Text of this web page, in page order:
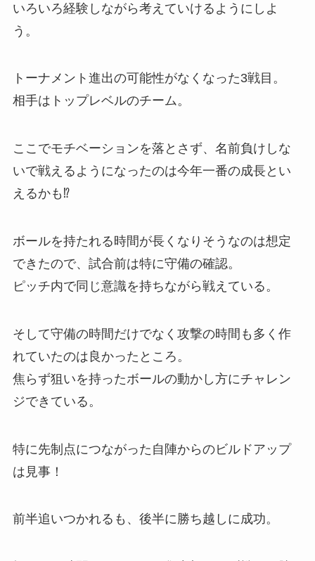
いろいろ経験しながら考えていけるようにしよ
う。
トーナメント進出の可能性がなくなった3戦目。
相手はトップレベルのチーム。
ここでモチベーションを落とさず、名前負けしな
いで戦えるようになったのは今年一番の成長とい
えるかも⁉︎
ボールを持たれる時間が長くなりそうなのは想定
できたので、試合前は特に守備の確認。
ピッチ内で同じ意識を持ちながら戦えている。
そして守備の時間だけでなく攻撃の時間も多く作
れていたのは良かったところ。
焦らず狙いを持ったボールの動かし方にチャレン
ジできている。
特に先制点につながった自陣からのビルドアップ
は見事！
前半追いつかれるも、後半に勝ち越しに成功。